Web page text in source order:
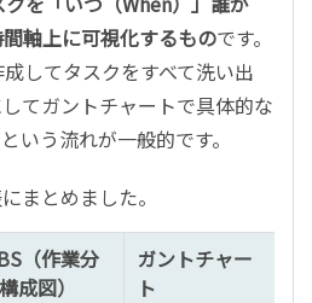
間軸上に可視化するものです。
してタスクをすべて洗い出
てガントチャートで具体的な
いう流れが一般的です。
まとめました。
（作業分
成図）
ガントチャー
ト